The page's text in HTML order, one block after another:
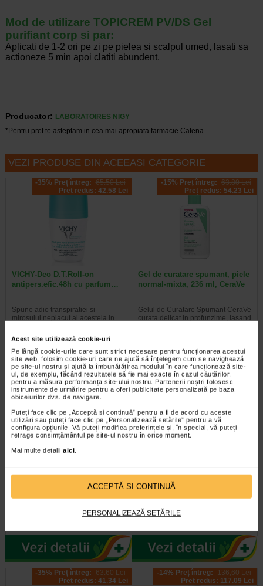
Acest site utilizează cookie-uri
Pe lângă cookie-urile care sunt strict necesare pentru funcționarea acestui
site web, folosim cookie-uri care ne ajută să înțelegem cum se navighează
pe site-ul nostru și ajută la îmbunătățirea modului în care funcționează site-
ul, de exemplu, făcând rezultatele să fie mai exacte în cazul căutărilor,
pentru a măsura performanța site-ului nostru. Partenerii noștri folosesc
instrumente de urmărire pentru a oferi publicitate personalizată pe baza
obiceiurilor dvs. de navigare.
Puteți face clic pe „Acceptă si continuă” pentru a fi de acord cu aceste
utilizări sau puteți face clic pe „Personalizează setările” pentru a vă
configura opțiunile. Vă puteți modifica preferințele și, în special, vă puteți
retrage consimțământul pe site-ul nostru în orice moment.
Mai multe detalii aici
ACCEPTĂ SI CONTINUĂ
PERSONALIZEAZĂ SETĂRILE
Mod de utilizare TOPICREM PV/DS Gel
purifiant corp si par:
Aplicati de 1-2 ori pe zi pe pielea si scalpul umed, lasati sa
actioneze 5 min apoi clatiti abundent.
Producator:
LABORATOIRES NIGY
*Pentru pret te asteptam in cea mai apropiata farmacie Catena
VEZI PRODUSE DIN ACEEASI CATEGORIE
-35% Preț întreg: 65.50 Lei
Preț redus: 42.58 Lei
VICHY-Deo D.T.Roll-on
antipers.efic.48h cu parfum…
Spune adio transpiratiei si
mirosului neplacut al acesteia in
-15% Preț întreg: 63.80 Lei
Preț redus: 54.23 Lei
Gel de curatare spumant, piele
normal-mixta, 236 ml, CeraVe
Gelul de Curatare Spumant CeraVe
curata delicat in profunzime, lasand
-14% Preț întreg: 119.70 Lei
Preț redus: 102.58 Lei
Aderma Exomega Control
crema pentru piele foarte uscata
-20% Preț întreg: 106.30 Lei
Preț redus: 85.04 Lei
Atoderm gel de dus, 1l,
BIODERMA
nevoie de o ingrijire specifica, chiar
-35% Preț întreg: 63.60 Lei
Preț redus: 41.34 Lei
-14% Preț întreg: 136,60 Lei
Preț redus: 117.09 Lei